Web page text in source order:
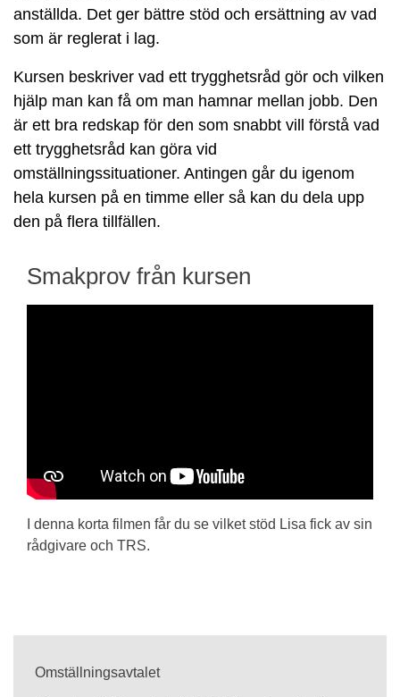
anställda. Det ger bättre stöd och ersättning av vad
som är reglerat i lag.
Kursen beskriver vad ett trygghetsråd gör och vilken
hjälp man kan få om man hamnar mellan jobb. Den
är ett bra redskap för den som snabbt vill förstå vad
ett trygghetsråd kan göra vid
omställningssituationer. Antingen går du igenom
hela kursen på en timme eller så kan du dela upp
den på flera tillfällen.
Smakprov från kursen
I denna korta filmen får du se vilket stöd Lisa fick av sin
rådgivare och TRS.
Omställningsavtalet